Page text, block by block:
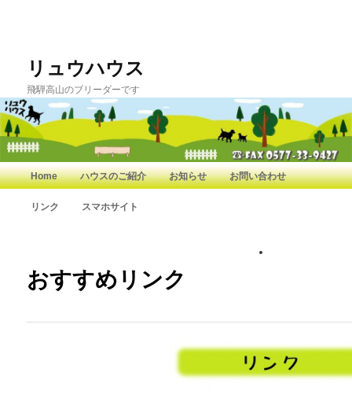
リュウハウス
飛騨高山のブリーダーです
メインメニュー
メインコンテンツへ移動
サブコンテンツへ移動
Home ハウスのご紹介 お知らせ お問い合わせ
リンク スマホサイト
おすすめリンク